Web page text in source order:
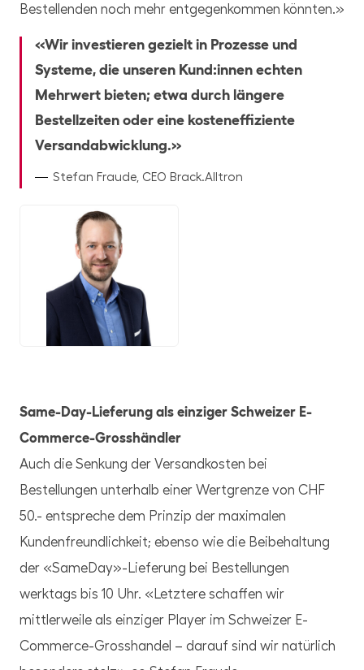
Bestellenden noch mehr entgegenkommen könnten.»
Wir investieren gezielt in Prozesse und
Systeme, die unseren Kund:innen echten
Mehrwert bieten; etwa durch längere
Bestellzeiten oder eine kosteneffiziente
Versandabwicklung.
Stefan Fraude, CEO Brack.Alltron
Same-Day-Lieferung als einziger Schweizer E-
Commerce-Grosshändler
Auch die Senkung der Versandkosten bei
Bestellungen unterhalb einer Wertgrenze von CHF
50.- entspreche dem Prinzip der maximalen
Kundenfreundlichkeit; ebenso wie die Beibehaltung
der «SameDay»-Lieferung bei Bestellungen
werktags bis 10 Uhr. «Letztere schaffen wir
mittlerweile als einziger Player im Schweizer E-
Commerce-Grosshandel – darauf sind wir natürlich